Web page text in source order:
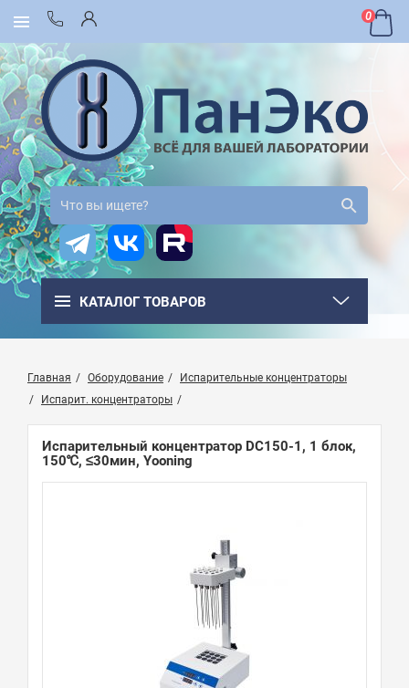
0
КАТАЛОГ ТОВАРОВ
Главная Оборудование
Испарительные концентраторы
Испарит. концентраторы
Испарительный концентратор DC150-1, 1 блок,
150℃, ≤30мин, Yooning